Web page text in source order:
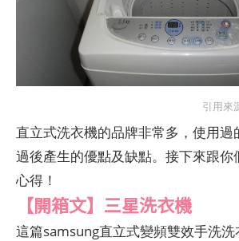
引用來
直立式洗衣機的品牌非常多，使用過
過後產生的優點及缺點。接下來跟你
心得！
【開箱文】三星洗衣機
這篇samsung直立式變頻雙效手洗